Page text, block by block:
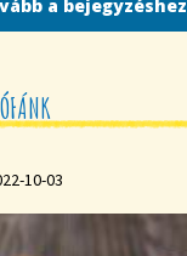
a bejegyzéshez
10-03